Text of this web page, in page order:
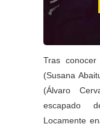
Tras
(Susana
(Álvaro
escapado
Locamente